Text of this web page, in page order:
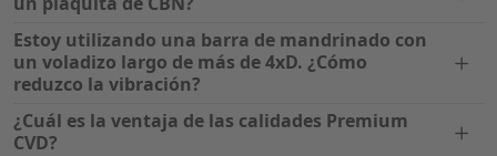
Estoy utilizando una barra de mandrinado con
un voladizo largo de más de 4xD. ¿Cómo
reduzco la vibración?
¿Cuál es la ventaja de las calidades Premium
CVD?